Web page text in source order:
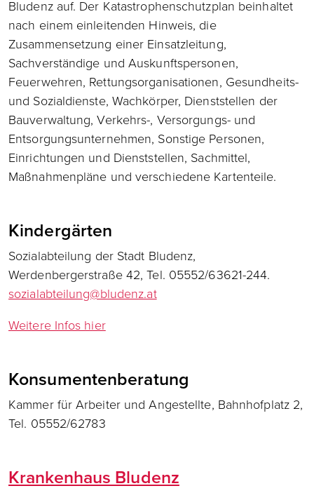
Bludenz auf. Der Katastrophenschutzplan beinhaltet
nach einem einleitenden Hinweis, die
Zusammensetzung einer Einsatzleitung,
Sachverständige und Auskunftspersonen,
Feuerwehren, Rettungsorganisationen, Gesundheits-
und Sozialdienste, Wachkörper, Dienststellen der
Bauverwaltung, Verkehrs-, Versorgungs- und
Entsorgungsunternehmen, Sonstige Personen,
Einrichtungen und Dienststellen, Sachmittel,
Maßnahmenpläne und verschiedene Kartenteile.
Kindergärten
Sozialabteilung der Stadt Bludenz,
Werdenbergerstraße 42, Tel. 05552/63621-244.
sozialabteilung@bludenz.at
Weitere Infos hier
Konsumentenberatung
Kammer für Arbeiter und Angestellte, Bahnhofplatz 2,
Tel. 05552/62783
Krankenhaus Bludenz